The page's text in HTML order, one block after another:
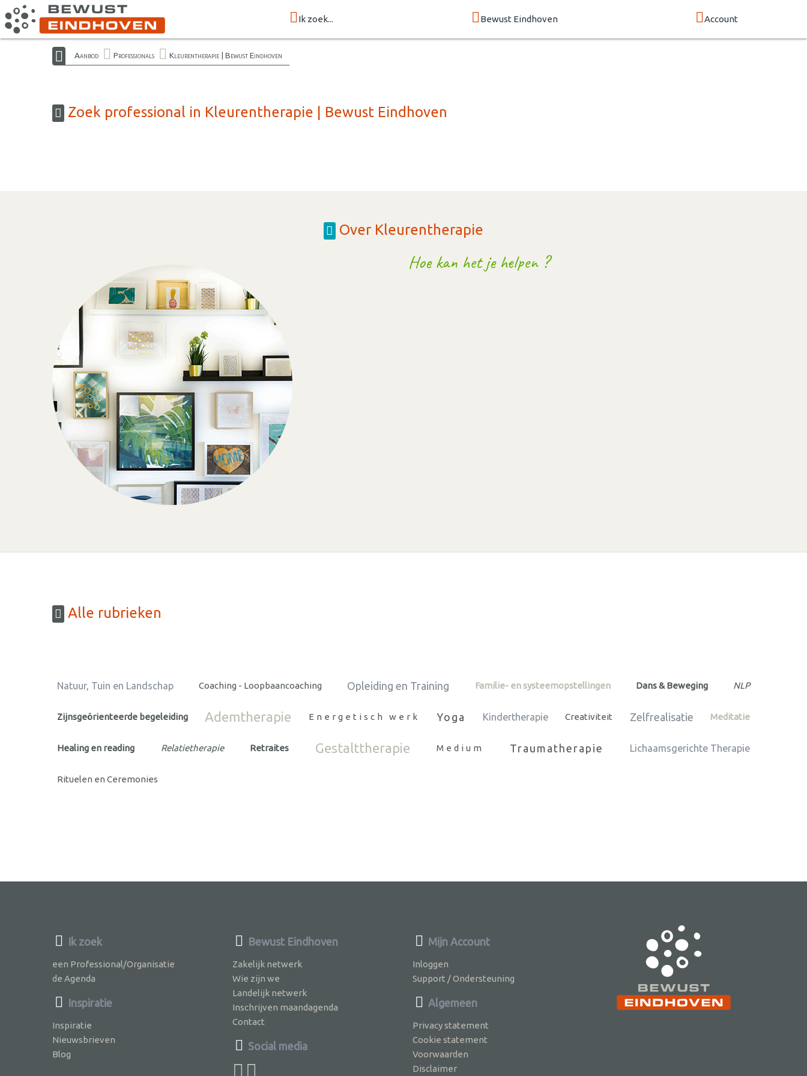
Ik zoek... Bewust Eindhoven Account
Aanbod Professionals Kleurentherapie | Bewust Eindhoven
Zoek professional in Kleurentherapie | Bewust Eindhoven
Over Kleurentherapie
Hoe kan het je helpen ?
Alle rubrieken
Natuur, Tuin en Landschap Coaching - Loopbaancoaching Opleiding en Training Familie- en systeemopstellingen Dans & Beweging NLP
Zijnsgeörienteerde begeleiding Ademtherapie Energetisch werk Yoga Kindertherapie Creativiteit Zelfrealisatie Meditatie
Healing en reading Relatietherapie Retraites Gestalttherapie Medium Traumatherapie Lichaamsgerichte Therapie
Rituelen en Ceremonies
Ik zoek
een Professional/Organisatie
de Agenda
Inspiratie
Inspiratie
Nieuwsbrieven
Blog
Bewust Eindhoven
Zakelijk netwerk
Wie zijn we
Landelijk netwerk
Inschrijven maandagenda
Contact
Social media
Mijn Account
Inloggen
Support / Ondersteuning
Algemeen
Privacy statement
Cookie statement
Voorwaarden
Disclaimer